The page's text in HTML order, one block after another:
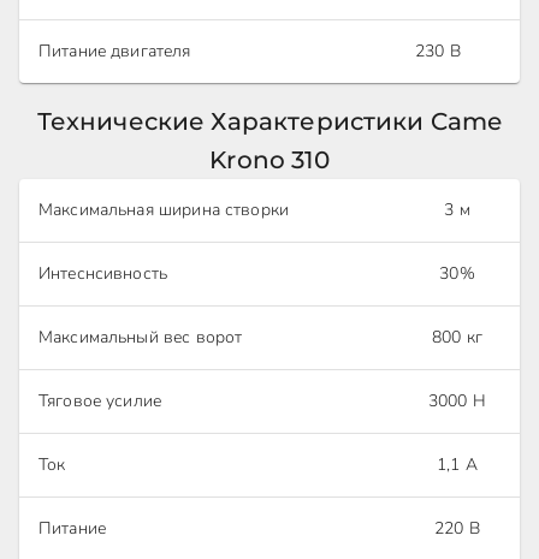
Питание двигателя 230 В
Технические Характеристики Came
Krono 310
Максимальная ширина створки 3 м
Интеснсивность 30%
Максимальный вес ворот 800 кг
Тяговое усилие 3000 Н
Ток 1,1 А
Питание 220 В